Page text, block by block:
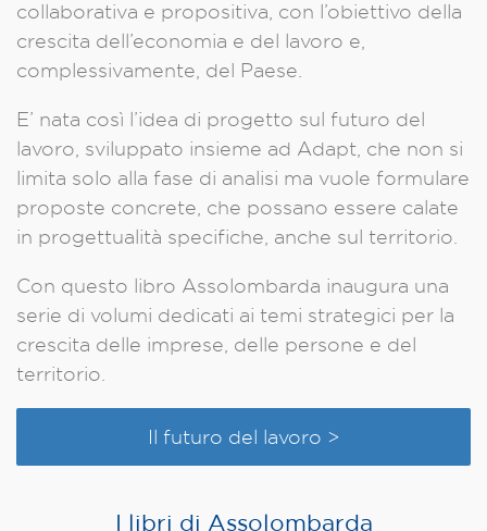
collaborativa e propositiva, con l’obiettivo della
crescita dell’economia e del lavoro e,
complessivamente, del Paese.
E’ nata così l’idea di progetto sul futuro del
lavoro, sviluppato insieme ad Adapt, che non si
limita solo alla fase di analisi ma vuole formulare
proposte concrete, che possano essere calate
in progettualità specifiche, anche sul territorio.
Con questo libro Assolombarda inaugura una
serie di volumi dedicati ai temi strategici per la
crescita delle imprese, delle persone e del
territorio.
Il futuro del lavoro >
I libri di Assolombarda